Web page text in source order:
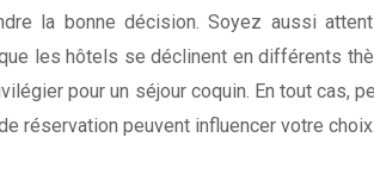
la bonne décision. Soyez aussi
les hôtels se déclinent en différents
pour un séjour coquin. En tout cas,
réservation peuvent influencer votre choix.